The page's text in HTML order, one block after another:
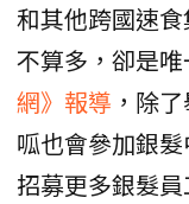
和其他跨國速
不算多，卻是
網》報導 ，除
呱也會參加銀
招募更多銀髮